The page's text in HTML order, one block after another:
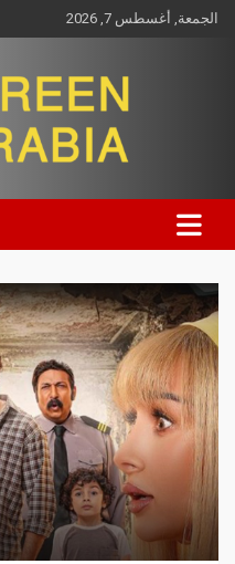
الجمعة, أغسطس 7, 2026
Screen Arabia